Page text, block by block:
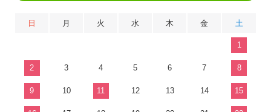
日 月 火 水 木 金 土
1
2 3 4 5 6 7 8
9 10 11 12 13 14 15